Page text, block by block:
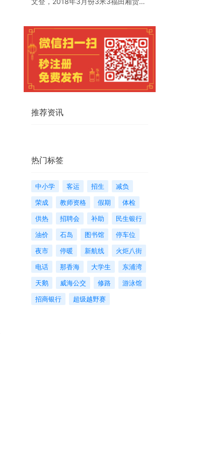
推荐资讯
热门标签
中小学 客运 招生
减负
荣成
教师资格 假期
体检
供热
招聘会 补助
民生银行
油价
石岛 图书馆
停车位
夜市
停暖 新航线
火炬八街
电话
那香海 大学生
东浦湾
天鹅
威海公交 修路
游泳馆
招商银行
超级越野赛